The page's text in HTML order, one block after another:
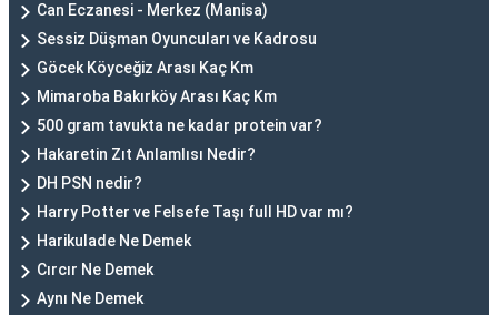
Can Eczanesi - Merkez (Manisa)
Sessiz Düşman Oyuncuları ve Kadrosu
Göcek Köyceğiz Arası Kaç Km
Mimaroba Bakırköy Arası Kaç Km
500 gram tavukta ne kadar protein var?
Hakaretin Zıt Anlamlısı Nedir?
DH PSN nedir?
Harry Potter ve Felsefe Taşı full HD var mı?
Harikulade Ne Demek
Cırcır Ne Demek
Aynı Ne Demek